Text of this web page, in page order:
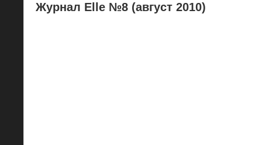
Журнал Elle №8 (август 2010)